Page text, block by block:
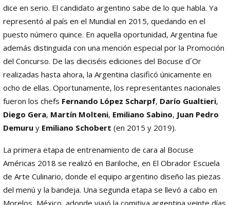
dice en serio. El candidato argentino sabe de lo que habla. Ya
representó al país en el Mundial en 2015, quedando en el
puesto número quince. En aquella oportunidad, Argentina fue
además distinguida con una mención especial por la Promoción
del Concurso. De las dieciséis ediciones del Bocuse d´Or
realizadas hasta ahora, la Argentina clasificó únicamente en
ocho de ellas. Oportunamente, los representantes nacionales
fueron los chefs Fernando López Scharpf, Darío Gualtieri,
Diego Gera, Martín Molteni, Emiliano Sabino, Juan Pedro
Demuru y Emiliano Schobert (en 2015 y 2019).
La primera etapa de entrenamiento de cara al Bocuse
Américas 2018 se realizó en Bariloche, en El Obrador Escuela
de Arte Culinario, donde el equipo argentino diseño las piezas
del menú y la bandeja. Una segunda etapa se llevó a cabo en
Morelos, México, adonde viajó la comitiva argentina veinte días